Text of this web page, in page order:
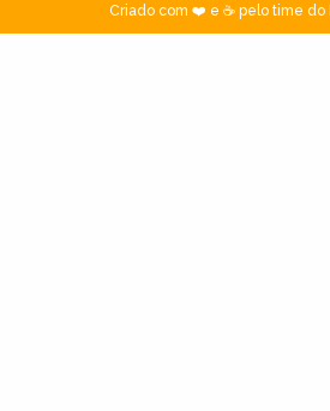
Criado com ❤️ e ☕ pelo time do